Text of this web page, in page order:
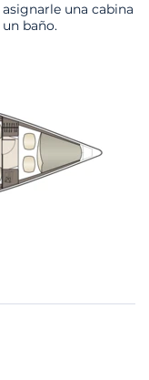
una cabina
baño.